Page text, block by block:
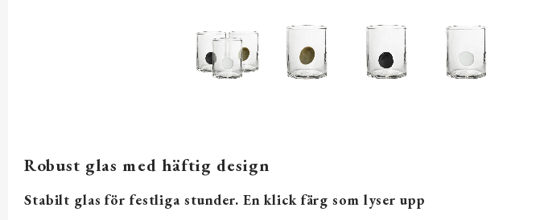
Robust glas med häftig design
Stabilt glas för festliga stunder. En klick färg som lyser upp